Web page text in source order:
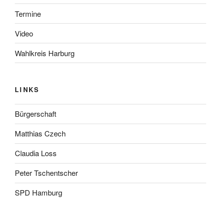
Termine
Video
Wahlkreis Harburg
LINKS
Bürgerschaft
Matthias Czech
Claudia Loss
Peter Tschentscher
SPD Hamburg